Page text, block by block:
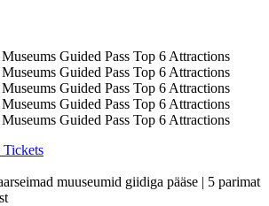
Tickets
muuseumid giidiga pääse | 5 parimat